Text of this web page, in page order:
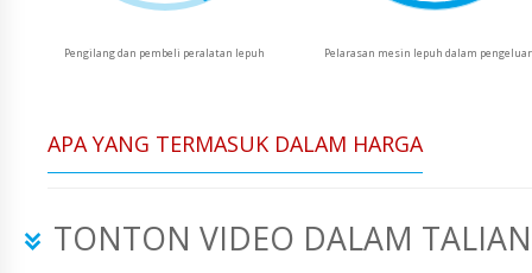
Pengilang dan pembeli peralatan lepuh Pelarasan mesin lepuh dalam
APA YANG TERMASUK DALAM HARGA
TONTON VIDEO DALAM TALIAN